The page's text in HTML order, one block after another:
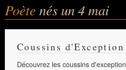
Poète nés un 4 mai
Coussins d'Exception
Découvrez les coussins d'exception